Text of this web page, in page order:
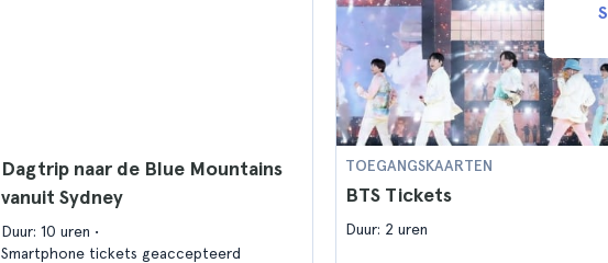
Dagtrip naar de Blue Mountains
vanuit Sydney
Duur: 10 uren
Smartphone tickets geaccepteerd
TOEGANGSKAARTEN
BTS Tickets
Duur: 2 uren